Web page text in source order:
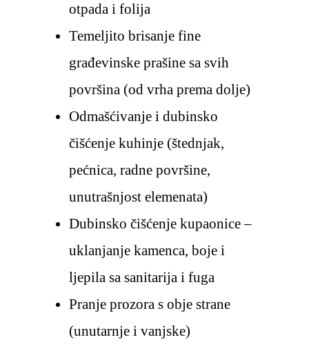
otpada i folija
Temeljito brisanje fine
građevinske prašine sa svih
površina (od vrha prema dolje)
Odmašćivanje i dubinsko
čišćenje kuhinje (štednjak,
pećnica, radne površine,
unutrašnjost elemenata)
Dubinsko čišćenje kupaonice –
uklanjanje kamenca, boje i
ljepila sa sanitarija i fuga
Pranje prozora s obje strane
(unutarnje i vanjske)